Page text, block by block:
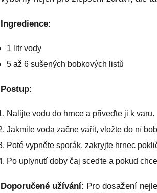
Ingredience:
1 litr vody
5 až 6 sušených bobkových listů
Postup:
Nalijte vodu do hrnce a přiveďte ji k varu.
Jakmile voda začne vařit, vložte do ní
Poté vypněte sporák, zakryjte hrnec
Po uplynutí doby čaj sceďte a pokud
Doporučené užívání: Pro dosažení